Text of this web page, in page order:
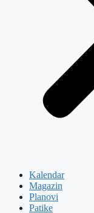
Kalendar
Magazin
Planovi
Patike